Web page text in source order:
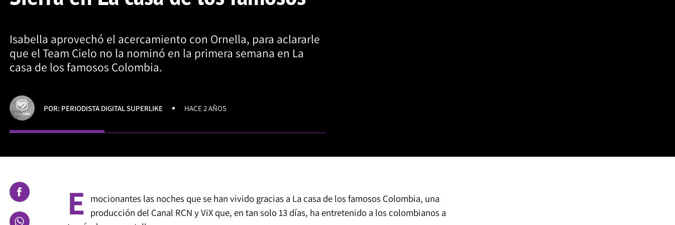
Isabella aprovechó el acercamiento con Ornella, para aclararle
que el Team Cielo no la nominó en la primera semana en La
casa de los famosos Colombia.
POR: PERIODISTA DIGITAL SUPERLIKE HACE 2 AÑOS
E mocionantes las noches que se han vivido gracias a La casa de los famosos Colombia, una
producción del Canal RCN y ViX que, en tan solo 13 días, ha entretenido a los colombianos a